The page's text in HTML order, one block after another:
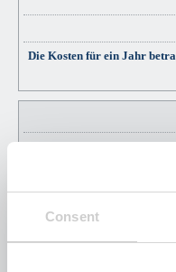
Consent